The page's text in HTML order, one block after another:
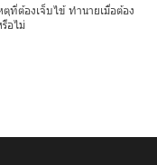
ที่ต้องเจ็บไข้ ทำนายเมื่อต้อง
อไม่